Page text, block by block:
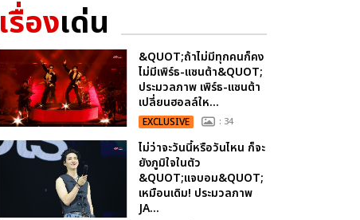
เรื่องเด่น
&QUOT;ถ้าไม่มีทุกคนก็คง
ไม่มีเพิร์ธ-แซนต้า&QUOT;
ประมวลภาพ เพิร์ธ-แซนต้า
เปลี่ยนฮอลล์ให...
EXCLUSIVE : 34
ไม่ว่าจะวันนี้หรือวันไหน ก็จะ
ยังภูมิใจในตัว
&QUOT;แจบอม&QUOT;
เหมือนเดิม! ประมวลภาพ
JA...